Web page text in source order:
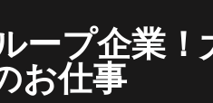
ープ企業
お仕事